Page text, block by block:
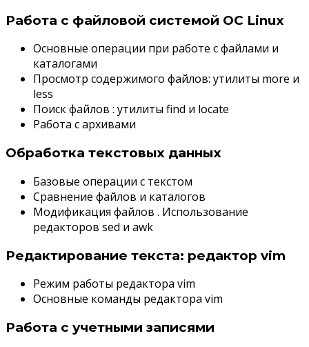
Работа с файловой системой ОС Linux
Основные операции при работе с файлами и
каталогами
Просмотр содержимого файлов: утилиты more и
less
Поиск файлов : утилиты find и locate
Работа с архивами
Обработка текстовых данных
Базовые операции с текстом
Сравнение файлов и каталогов
Модификация файлов . Использование
редакторов sed и awk
Редактирование текста: редактор vim
Режим работы редактора vim
Основные команды редактора vim
Работа с учетными записями